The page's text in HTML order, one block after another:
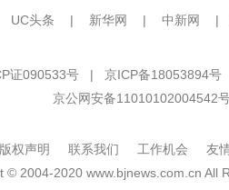
UC头条 | 新华网 | 中新网 |
证090533号 | 京ICP备18053894号
京公网安备11010102004542
版权声明 联系我们 工作机会 友
© 2004-2020 www.bjnews.com.cn All